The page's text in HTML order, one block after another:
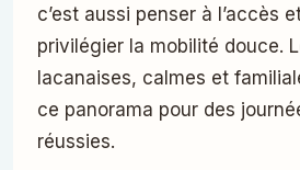
c’est aussi penser à l’accès
privilégier la mobilité douce.
lacanaises, calmes et
ce panorama pour des
réussies.